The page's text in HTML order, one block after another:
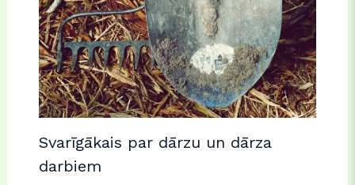
Svarīgākais par dārzu un dārza
darbiem